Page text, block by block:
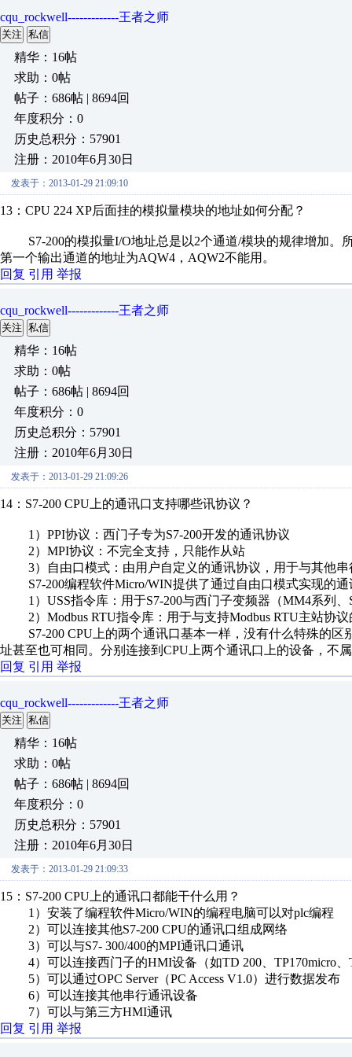
cqu_rockwell-------------王者之师
关注 私信
精华：16帖
求助：0帖
帖子：686帖 | 8694回
年度积分：0
历史总积分：57901
注册：2010年6月30日
发表于：2013-01-29 21:09:10
13：CPU 224 XP后面挂的模拟量模块的地址如何分配？
S7-200的模拟量I/O地址总是以2个通道/模块的规律增加。
第一个输出通道的地址为AQW4，AQW2不能用。
回复 引用 举报
cqu_rockwell-------------王者之师
关注 私信
精华：16帖
求助：0帖
帖子：686帖 | 8694回
年度积分：0
历史总积分：57901
注册：2010年6月30日
发表于：2013-01-29 21:09:26
14：S7-200 CPU上的通讯口支持哪些讯协议？
1）PPI协议：西门子专为S7-200开发的通讯协议
2）MPI协议：不完全支持，只能作从站
3）自由口模式：由用户自定义的通讯协议，用于与其他串
S7-200编程软件Micro/WIN提供了通过自由口模式实现的通
1）USS指令库：用于S7-200与西门子变频器（MM4系列、
2）Modbus RTU指令库：用于与支持Modbus RTU主站协议
S7-200 CPU上的两个通讯口基本一样，没有什么特殊的区
址甚至也可相同。分别连接到CPU上两个通讯口上的设备，不
回复 引用 举报
cqu_rockwell-------------王者之师
关注 私信
精华：16帖
求助：0帖
帖子：686帖 | 8694回
年度积分：0
历史总积分：57901
注册：2010年6月30日
发表于：2013-01-29 21:09:33
15：S7-200 CPU上的通讯口都能干什么用？
1）安装了编程软件Micro/WIN的编程电脑可以对plc编程
2）可以连接其他S7-200 CPU的通讯口组成网络
3）可以与S7- 300/400的MPI通讯口通讯
4）可以连接西门子的HMI设备（如TD 200、TP170micro、
5）可以通过OPC Server（PC Access V1.0）进行数据发布
6）可以连接其他串行通讯设备
7）可以与第三方HMI通讯
回复 引用 举报